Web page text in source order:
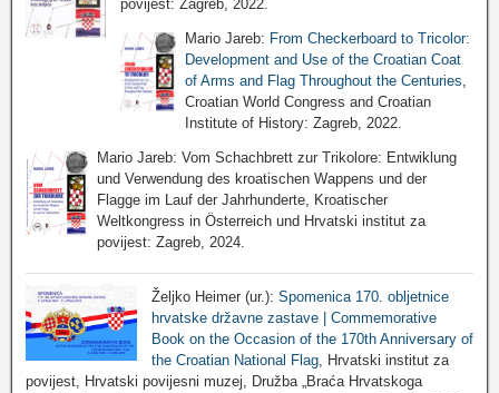
povijest: Zagreb, 2022.
Mario Jareb: From Checkerboard to Tricolor:
Development and Use of the Croatian Coat
of Arms and Flag Throughout the Centuries
Croatian World Congress and Croatian
Institute of History: Zagreb, 2022.
Mario Jareb: Vom Schachbrett zur Trikolore: Entwiklung
und Verwendung des kroatischen Wappens und der
Flagge im Lauf der Jahrhunderte, Kroatischer
Weltkongress in Österreich und Hrvatski institut za
povijest: Zagreb, 2024.
Željko Heimer (ur.): Spomenica 170. obljetnice
hrvatske državne zastave | Commemorative
Book on the Occasion of the 170th Anniversary of
the Croatian National Flag, Hrvatski institut za
povijest, Hrvatski povijesni muzej, Družba „Braća Hrvatskoga